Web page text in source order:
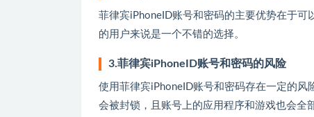
菲律宾iPhoneID账号和密码的主要优势在于
的用户来说是一个不错的选择。
3.菲律宾iPhoneID账号和密码的风险
使用菲律宾iPhoneID账号和密码存在一定的
会被封锁，且账号上的应用程序和游戏也会全